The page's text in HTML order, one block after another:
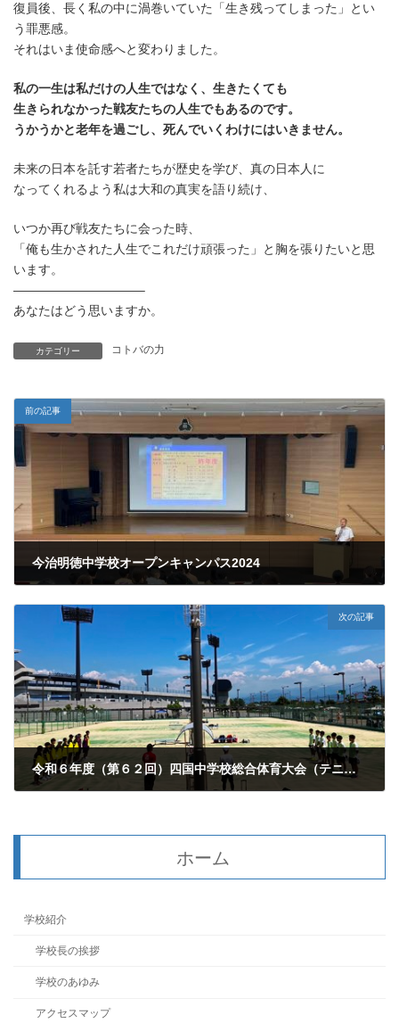
復員後、長く私の中に渦巻いていた「生き残ってしまった」とい
う罪悪感。
それはいま使命感へと変わりました。
私の一生は私だけの人生ではなく、生きたくても
生きられなかった戦友たちの人生でもあるのです。
うかうかと老年を過ごし、死んでいくわけにはいきません。
未来の日本を託す若者たちが歴史を学び、真の日本人に
なってくれるよう私は大和の真実を語り続け、
いつか再び戦友たちに会った時、
「俺も生かされた人生でこれだけ頑張った」と胸を張りたいと思
います。
——————————–
あなたはどう思いますか。
カテゴリー コトバの力
前の記事
今治明徳中学校オープンキャンパス2024
次の記事
令和６年度（第６２回）四国中学校総合体育大会（テニス競技）
ホーム
学校紹介
学校長の挨拶
学校のあゆみ
アクセスマップ